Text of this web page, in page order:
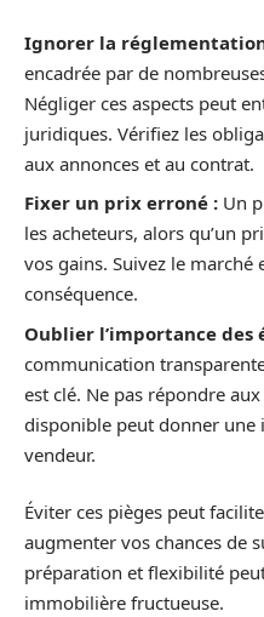
Ignorer la
encadrée par de
Négliger ces aspects peut
juridiques. Vérifiez les
aux annonces et au contrat.
Fixer un prix erroné : Un
les acheteurs, alors qu’un
vos gains. Suivez le marché
conséquence.
Oublier l’importance des
communication
est clé. Ne pas répondre
disponible peut donner une
vendeur.
Éviter ces pièges peut
augmenter vos chances de
préparation et flexibilité
immobilière fructueuse.